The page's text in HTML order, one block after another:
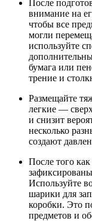
После
внимание на
чтобы все
могли
используйте
бумага или
трение и
Размещайте
легкие —
и снизит
несколько
создают
После того
Используйте
шарики для
коробки. Это
предметов и